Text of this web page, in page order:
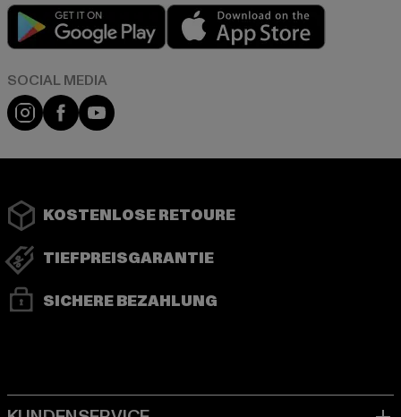
Play market
Instagram
FacebookYouTube
KOSTENLOSE RETOURE
TIEFPREISGARANTIE
SICHERE BEZAHLUNG